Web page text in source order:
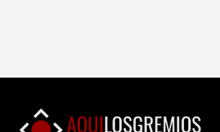
entradas